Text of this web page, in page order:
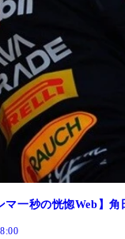
マ一秒の恍惚Web】